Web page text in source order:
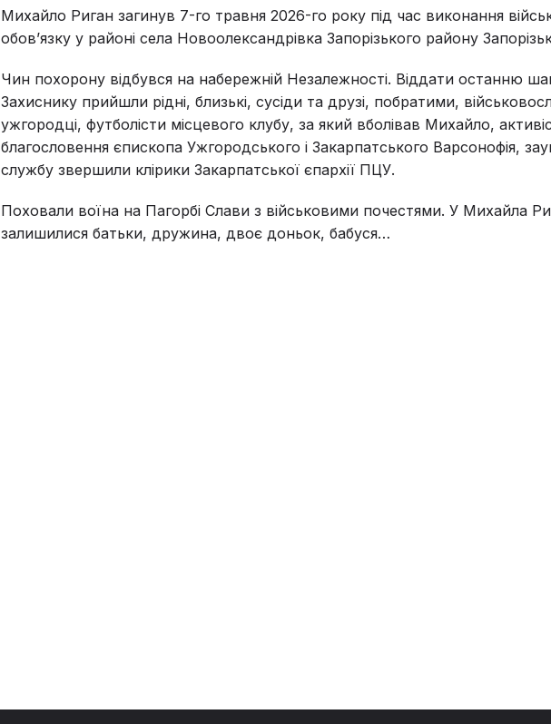
Михайло Риган загинув 7-го травня 2026-го року під час виконання
обов’язку у районі села Новоолександрівка Запорізького району
Чин похорону відбувся на набережній Незалежності. Віддати останню
Захиснику прийшли рідні, близькі, сусіди та друзі, побратими,
ужгородці, футболісти місцевого клубу, за який вболівав Михайло,
благословення єпископа Ужгородського і Закарпатського Варсонофія,
службу звершили клірики Закарпатської єпархії ПЦУ.
Поховали воїна на Пагорбі Слави з військовими почестями. У Михайла
залишилися батьки, дружина, двоє доньок, бабуся…